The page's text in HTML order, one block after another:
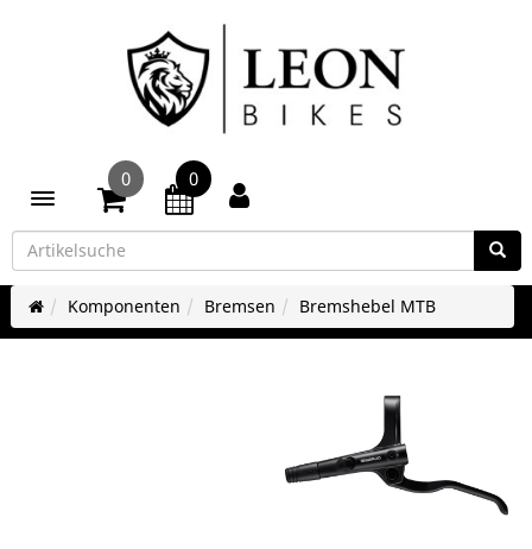
Toggle navigation
0 0
Komponenten Bremsen Bremshebel MTB